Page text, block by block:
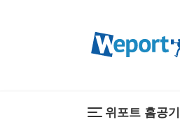
위포트 홈공